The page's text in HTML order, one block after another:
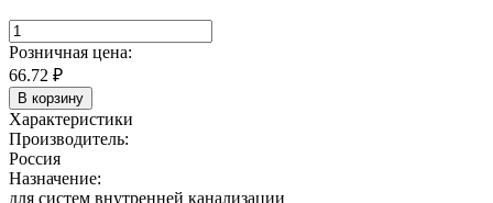
Розничная цена:
66.72 ₽
В корзину
Характеристики
Производитель:
Россия
Назначение:
для систем внутренней канализации